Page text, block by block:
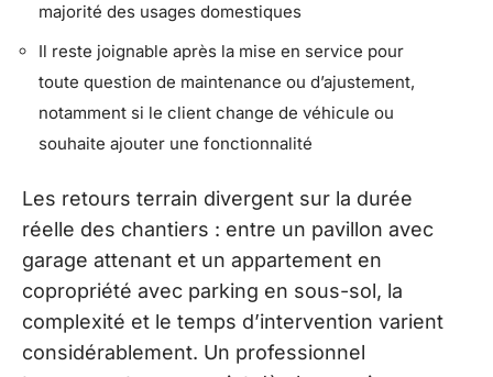
majorité des usages domestiques
Il reste joignable après la mise en service pour
toute question de maintenance ou d’ajustement,
notamment si le client change de véhicule ou
souhaite ajouter une fonctionnalité
Les retours terrain divergent sur la durée
réelle des chantiers : entre un pavillon avec
garage attenant et un appartement en
copropriété avec parking en sous-sol, la
complexité et le temps d’intervention varient
considérablement. Un professionnel